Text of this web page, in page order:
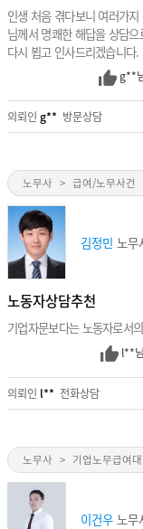
인생 처음 겪다보니 여러가
님께서 명쾌한 해답을 상담
다시 뵙고 인사드리겠습니다
g**
의뢰인g** 방문상담
노무사 > 급여/노무사건
김정민 노무
노동자상담추천
기업자문보다는 노동자로서
l**
의뢰인 l** 전화상담
노무사 > 기업노무급여
이건우 노무